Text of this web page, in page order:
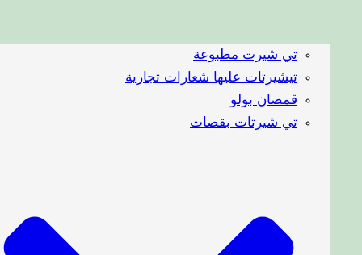
تي شيرت مطبوعة
تيشيرتات عليها شعارات تجارية
قمصان بولو
تي شيرتات بقصات